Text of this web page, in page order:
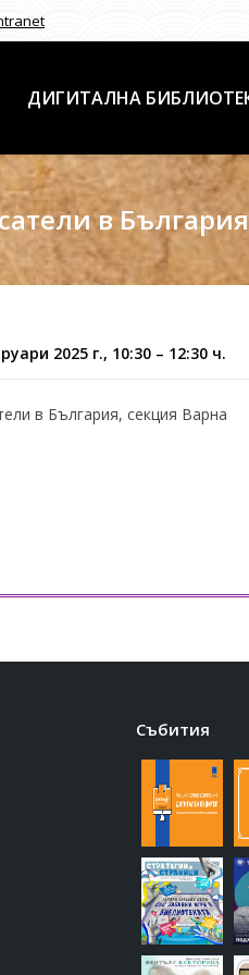
ДИГИТАЛНА
в
2025 г., 10:30 – 12:30 ч.
в България, секция Варна
Събития